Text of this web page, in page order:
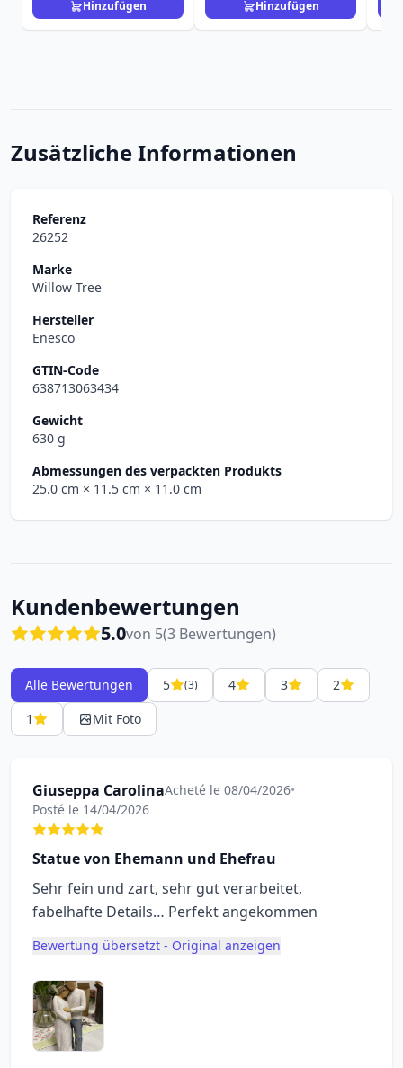
Hinzufügen Hinzufügen
Zusätzliche Informationen
Referenz
26252
Marke
Willow Tree
Hersteller
Enesco
GTIN-Code
638713063434
Gewicht
630 g
Abmessungen des verpackten Produkts
25.0 cm × 11.5 cm × 11.0 cm
Kundenbewertungen
5.0von 5(3 Bewertungen)
Alle Bewertungen 5 (3) 4 3
2
1
Mit Foto
Giuseppa CarolinaAcheté le 08/04/2026•
Posté le 14/04/2026
Statue von Ehemann und Ehefrau
Sehr fein und zart, sehr gut verarbeitet,
fabelhafte Details… Perfekt angekommen
Bewertung übersetzt - Original anzeigen